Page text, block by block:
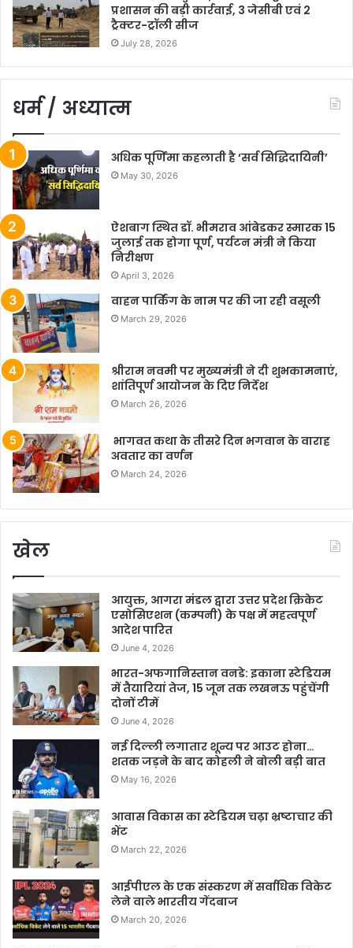
प्रशासन की बड़ी कार्रवाई, 3 जेसीबी एवं 2
ट्रैक्टर-ट्रॉली सीज
July 28, 2026
धर्म / अध्यात्म
अधिक पूर्णिमा कहलाती है ‘सर्व सिद्धिदायिनी’
May 30, 2026
ऐशबाग स्थित डॉ. भीमराव आंबेडकर स्मारक 15
जुलाई तक होगा पूर्ण, पर्यटन मंत्री ने किया
निरीक्षण
April 3, 2026
वाहन पार्किंग के नाम पर की जा रही वसूली
March 29, 2026
श्रीराम नवमी पर मुख्यमंत्री ने दी शुभकामनाएं,
शांतिपूर्ण आयोजन के दिए निर्देश
March 26, 2026
भागवत कथा के तीसरे दिन भगवान के वाराह
अवतार का वर्णन
March 24, 2026
खेल
आयुक्त, आगरा मंडल द्वारा उत्तर प्रदेश क्रिकेट
एसोसिएशन (कम्पनी) के पक्ष में महत्वपूर्ण
आदेश पारित
June 4, 2026
भारत-अफगानिस्तान वनडे: इकाना स्टेडियम
में तैयारियां तेज, 15 जून तक लखनऊ पहुंचेंगी
दोनों टीमें
June 4, 2026
नई दिल्ली लगातार शून्य पर आउट होना…
शतक जड़ने के बाद कोहली ने बोली बड़ी बात
May 16, 2026
आवास विकास का स्टेडियम चढ़ा भ्रष्टाचार की
भेंट
March 22, 2026
आईपीएल के एक संस्करण में सर्वाधिक विकेट
लेने वाले भारतीय गेंदबाज
March 20, 2026